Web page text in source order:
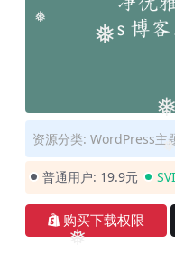
❅
❅
资源分类: WordPress主
普通用户: 19.9元
购买下载权限